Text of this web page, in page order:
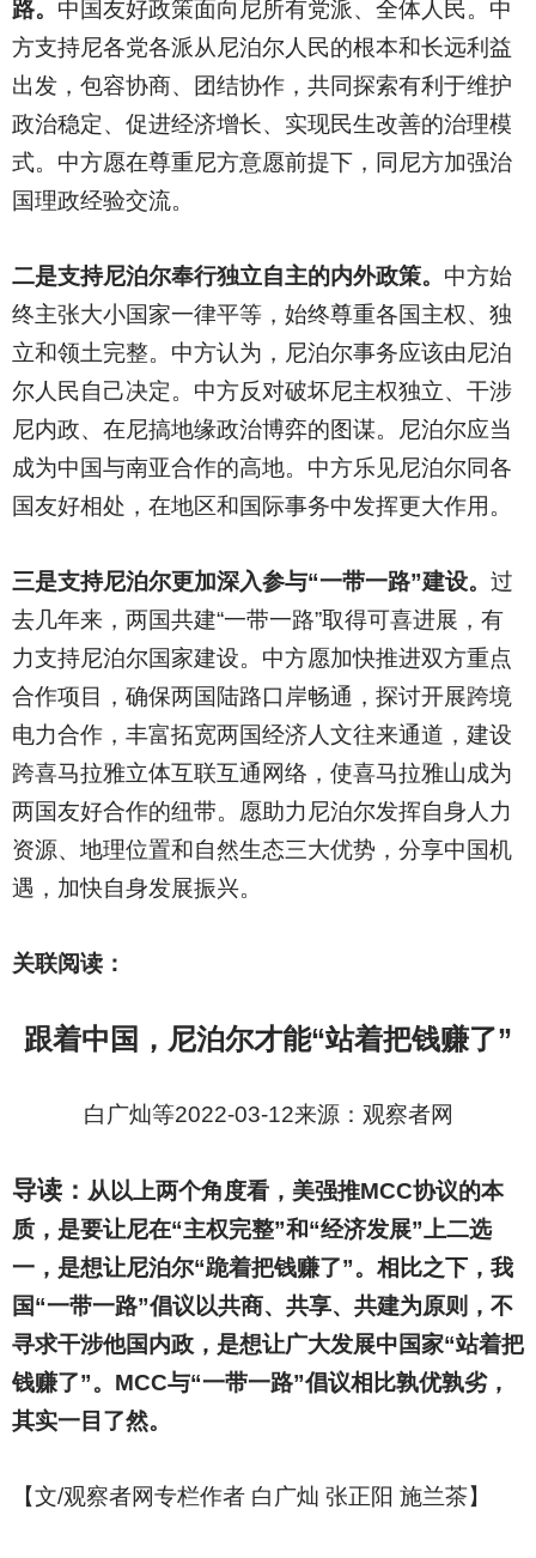
路。 中国友好政策面向尼所有党派、全体人民。中
方支持尼各党各派从尼泊尔人民的根本和长远利益
出发，包容协商、团结协作，共同探索有利于维护
政治稳定、促进经济增长、实现民生改善的治理模
式。中方愿在尊重尼方意愿前提下，同尼方加强治
国理政经验交流。
二是支持尼泊尔奉行独立自主的内外政策。 中方始
终主张大小国家一律平等，始终尊重各国主权、独
立和领土完整。中方认为，尼泊尔事务应该由尼泊
尔人民自己决定。中方反对破坏尼主权独立、干涉
尼内政、在尼搞地缘政治博弈的图谋。尼泊尔应当
成为中国与南亚合作的高地。中方乐见尼泊尔同各
国友好相处，在地区和国际事务中发挥更大作用。
三是支持尼泊尔更加深入参与“一带一路”建设。 过
去几年来，两国共建“一带一路”取得可喜进展，有
力支持尼泊尔国家建设。中方愿加快推进双方重点
合作项目，确保两国陆路口岸畅通，探讨开展跨境
电力合作，丰富拓宽两国经济人文往来通道，建设
跨喜马拉雅立体互联互通网络，使喜马拉雅山成为
两国友好合作的纽带。愿助力尼泊尔发挥自身人力
资源、地理位置和自然生态三大优势，分享中国机
遇，加快自身发展振兴。
关联阅读：
跟着中国，尼泊尔才能“站着把钱赚了”
白广灿等2022-03-12来源：观察者网
导读： 从以上两个角度看，美强推MCC协议的本
质，是要让尼在“主权完整”和“经济发展”上二选
一，是想让尼泊尔“跪着把钱赚了”。相比之下，我
国“一带一路”倡议以共商、共享、共建为原则，不
寻求干涉他国内政，是想让广大发展中国家“站着把
钱赚了”。MCC与“一带一路”倡议相比孰优孰劣，
其实一目了然。
【文/观察者网专栏作者 白广灿 张正阳 施兰茶】